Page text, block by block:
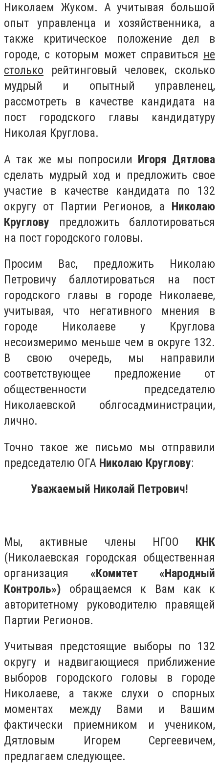
Николаем Жуком. А учитывая большой
опыт управленца и хозяйственника, а
также критическое положение дел в
городе, с которым может справиться не
столько рейтинговый человек, сколько
мудрый и опытный управленец,
рассмотреть в качестве кандидата на
пост городского главы кандидатуру
Николая Круглова.
А так же мы попросили Игоря Дятлова
сделать мудрый ход и предложить свое
участие в качестве кандидата по 132
округу от Партии Регионов, а Николаю
Круглову предложить баллотироваться
на пост городского головы.
Просим Вас, предложить Николаю
Петровичу баллотироваться на пост
городского главы в городе Николаеве,
учитывая, что негативного мнения в
городе Николаеве у Круглова
несоизмеримо меньше чем в округе 132.
В свою очередь, мы направили
соответствующее предложение от
общественности председателю
Николаевской облгосадминистрации,
лично.
Точно такое же письмо мы отправили
председателю ОГА Николаю Круглову:
Уважаемый Николай Петрович!
Мы, активные члены НГОО КНК
(Николаевская городская общественная
организация «Комитет «Народный
Контроль») обращаемся к Вам как к
авторитетному руководителю правящей
Партии Регионов.
Учитывая предстоящие выборы по 132
округу и надвигающиеся приближение
выборов городского головы в городе
Николаеве, а также слухи о спорных
моментах между Вами и Вашим
фактически приемником и учеником,
Дятловым Игорем Сергеевичем,
предлагаем следующее.